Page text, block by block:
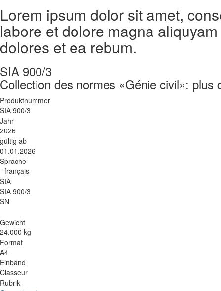
Lorem ipsum dolor sit amet,
labore et dolore magna
dolores et ea rebum.
SIA 900/3
Collection des normes «Génie civil»:
Produktnummer
SIA 900/3
Jahr
2026
gültig ab
01.01.2026
Sprache
- français
SIA
SIA 900/3
SN
Gewicht
24.000 kg
Format
A4
Einband
Classeur
Rubrik